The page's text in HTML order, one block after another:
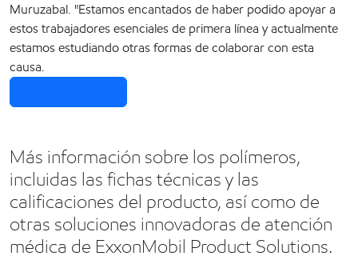
Muruzabal. "Estamos encantados de haber podido apoyar a
estos trabajadores esenciales de primera línea y actualmente
estamos estudiando otras formas de colaborar con esta
causa.
Más información sobre los polímeros,
incluidas las fichas técnicas y las
calificaciones del producto, así como de
otras soluciones innovadoras de atención
médica de ExxonMobil Product Solutions.